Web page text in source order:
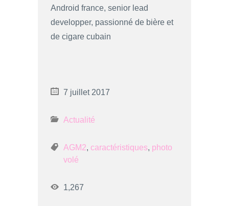
Android france, senior lead
developper, passionné de bière et
de cigare cubain
7 juillet 2017
Actualité
AGM2, caractéristiques, photo
volé
1,267